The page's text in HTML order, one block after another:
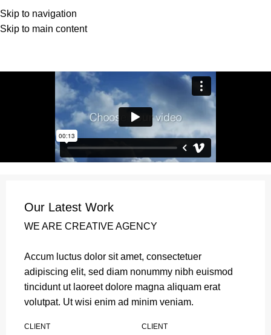
Skip to navigation
Skip to main content
Our Latest Work
WE ARE CREATIVE AGENCY
Accum luctus dolor sit amet, consectetuer
adipiscing elit, sed diam nonummy nibh euismod
tincidunt ut laoreet dolore magna aliquam erat
volutpat. Ut wisi enim ad minim veniam.
CLIENT CLIENT